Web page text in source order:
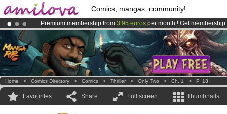
Comics, mangas, community!
Premium membership from 3.95 euros per month ! Get membership
Already 100000membersand 1000comics & mangas!.
AmilovaKickstarter is now LIVE!.
Home > Comics Directory > Comics > Thriller > Only Two > Ch. 1 > P. 18
Favourites Share Full screen Thumbnails